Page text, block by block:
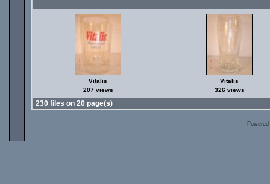
Vitalis
207 views
Vitalis
326 views
230 files on 20 page(s)